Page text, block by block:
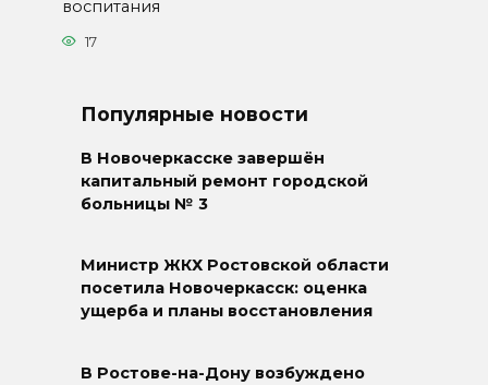
воспитания
17
Популярные новости
В Новочеркасске завершён
капитальный ремонт городской
больницы № 3
Министр ЖКХ Ростовской области
посетила Новочеркасск: оценка
ущерба и планы восстановления
В Ростове-на-Дону возбуждено